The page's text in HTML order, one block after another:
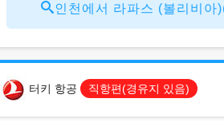
인천에서 라파스 (볼리비
터키 항공 직항편(경유지 있음)